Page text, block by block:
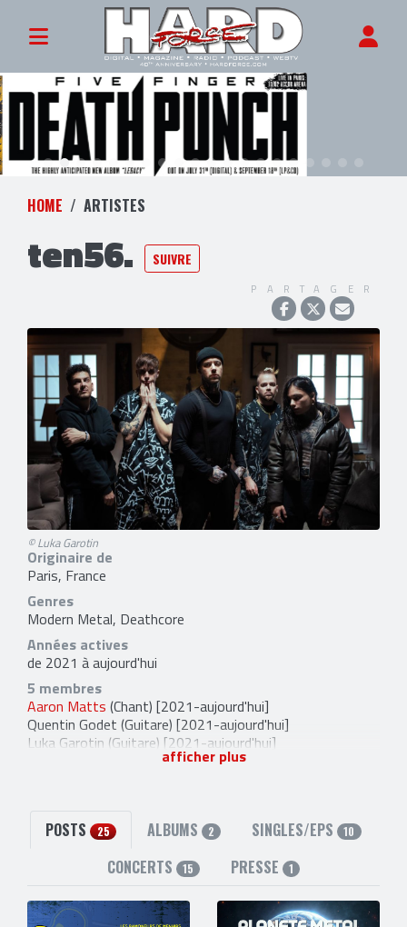
HOME ARTISTES
ten56. SUIVRE
PARTAGER
© Luka Garotin
Originaire de
Paris, France
Genres
Modern Metal, Deathcore
Années actives
de 2021 à aujourd'hui
5 membres
Aaron Matts (Chant) [2021-aujourd'hui]
Quentin Godet (Guitare) [2021-aujourd'hui]
Luka Garotin (Guitare) [2021-aujourd'hui]
(Basse) [2021-aujourd'hui]
afficher plus
POSTS 25 ALBUMS 2 SINGLES/EPS 10
CONCERTS 15 PRESSE 1